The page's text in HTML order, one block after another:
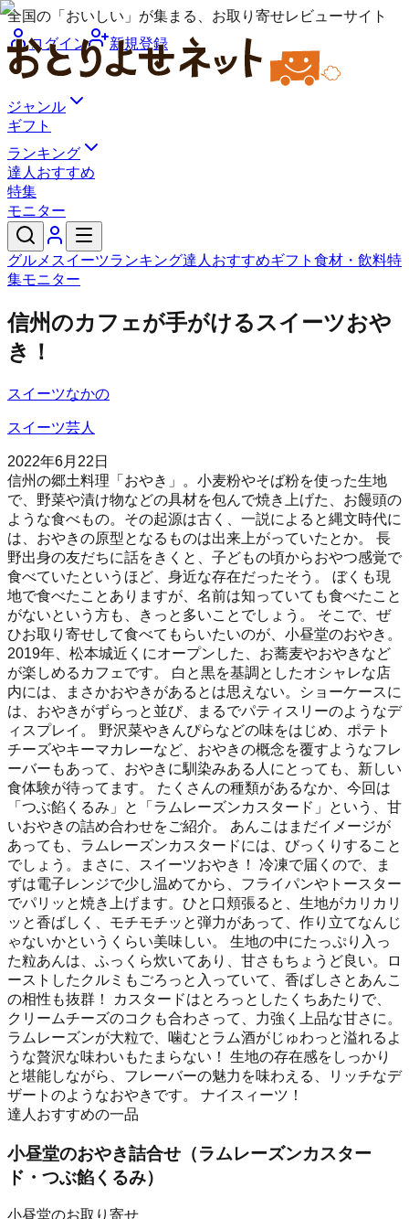
全国の「おいしい」が集まる、お取り寄せレビューサイト
ログイン
新規登録
ジャンル
ギフト
ランキング
達人おすすめ
特集
モニター
グルメ スイーツランキング達人おすすめギフト 食材・飲料特
集モニター
信州のカフェが手がけるスイーツおや
き！
スイーツなかの
スイーツ芸人
2022年6月22日
信州の郷土料理「おやき」。小麦粉やそば粉を使った生地
で、野菜や漬け物などの具材を包んで焼き上げた、お饅頭の
ような食べもの。その起源は古く、一説によると縄文時代に
は、おやきの原型となるものは出来上がっていたとか。 長
野出身の友だちに話をきくと、子どもの頃からおやつ感覚で
食べていたというほど、身近な存在だったそう。 ぼくも現
地で食べたことありますが、名前は知っていても食べたこと
がないという方も、きっと多いことでしょう。 そこで、ぜ
ひお取り寄せして食べてもらいたいのが、小昼堂のおやき。
2019年、松本城近くにオープンした、お蕎麦やおやきなど
が楽しめるカフェです。 白と黒を基調としたオシャレな店
内には、まさかおやきがあるとは思えない。ショーケースに
は、おやきがずらっと並び、まるでパティスリーのようなデ
ィスプレイ。 野沢菜やきんぴらなどの味をはじめ、ポテト
チーズやキーマカレーなど、おやきの概念を覆すようなフレ
ーバーもあって、おやきに馴染みある人にとっても、新しい
食体験が待ってます。 たくさんの種類があるなか、今回は
「つぶ餡くるみ」と「ラムレーズンカスタード」という、甘
いおやきの詰め合わせをご紹介。 あんこはまだイメージが
あっても、ラムレーズンカスタードには、びっくりすること
でしょう。まさに、スイーツおやき！ 冷凍で届くので、ま
ずは電子レンジで少し温めてから、フライパンやトースター
でパリッと焼き上げます。ひと口頬張ると、生地がカリカリ
ッと香ばしく、モチモチッと弾力があって、作り立てなんじ
ゃないかというくらい美味しい。 生地の中にたっぷり入っ
た粒あんは、ふっくら炊いてあり、甘さもちょうど良い。ロ
ーストしたクルミもごろっと入っていて、香ばしさとあんこ
の相性も抜群！ カスタードはとろっとしたくちあたりで、
クリームチーズのコクも合わさって、力強く上品な甘さに。
ラムレーズンが大粒で、噛むとラム酒がじゅわっと溢れるよ
うな贅沢な味わいもたまらない！ 生地の存在感をしっかり
と堪能しながら、フレーバーの魅力を味わえる、リッチなデ
ザートのようなおやきです。 ナイスィーツ！
達人おすすめの一品
小昼堂のおやき詰合せ（ラムレーズンカスター
ド・つぶ餡くるみ）
小昼堂のお取り寄せ